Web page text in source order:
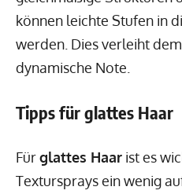
können leichte Stufen in
werden. Dies verleiht
dynamische Note.
Tipps für glattes Haar
Fürglattes Haar ist es
Textursprays ein wenig